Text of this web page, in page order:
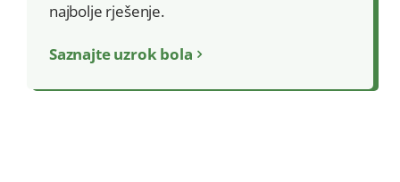
najbolje rješenje.
Saznajte uzrok bola